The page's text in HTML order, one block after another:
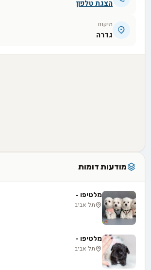
הצגת טלפון
מיקום
גדרה
מודעות דומות
מלטיפו -
תל אביב
מלטיפו -
תל אביב